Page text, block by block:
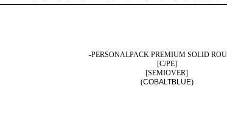
-PERSONALPACK PREMIUM SOLID
[C/PE]
[SEMIOVER]
(COBALTBLUE)